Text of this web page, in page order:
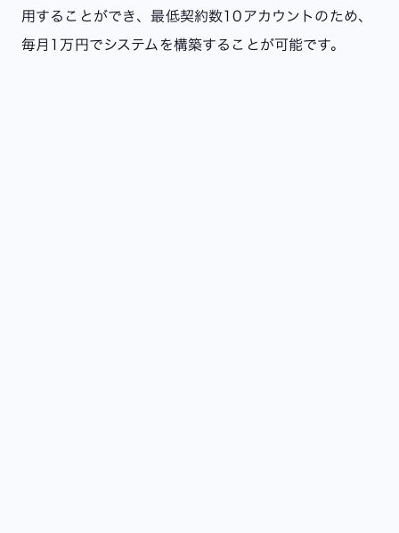
用することができ、最低契約数10アカウントのため、
毎月1万円でシステムを構築することが可能です。